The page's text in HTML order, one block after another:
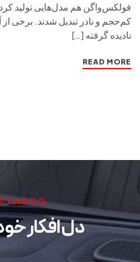
فولکس‌واگن هم مدل‌هایی تولید
کم‌حجم و نادر تبدیل شدند. برخی
نادیده گرفته […]
READ MORE
دل افکار